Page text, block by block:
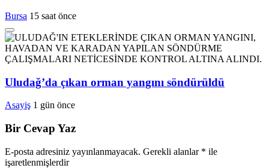
Bursa 15 saat önce
Uludağ’da çıkan orman yangını söndürüldü
Asayiş 1 gün önce
Bir Cevap Yaz
E-posta adresiniz yayınlanmayacak. Gerekli alanlar * ile
işaretlenmişlerdir